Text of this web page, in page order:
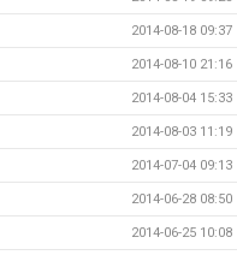
2014-08-18 09:37
2014-08-10 21:16
2014-08-04 15:33
2014-08-03 11:19
2014-07-04 09:13
2014-06-28 08:50
2014-06-25 10:08